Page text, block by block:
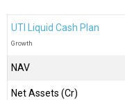
UTI Liquid Cash Plan
Growth
NAV
Net Assets (Cr)